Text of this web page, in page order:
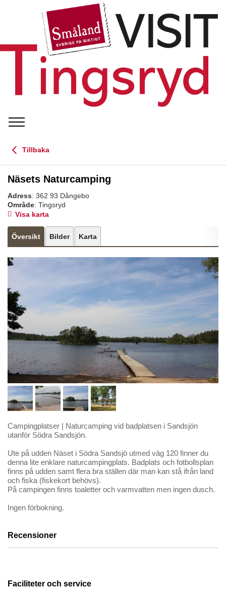
Tillbaka
Näsets Naturcamping
Adress: 362 93 Dångebo
Område: Tingsryd
Visa karta
Översikt Bilder Karta
Campingplatser | Naturcamping vid badplatsen i Sandsjön
utanför Södra Sandsjön.
Ute på udden Näset i Södra Sandsjö utmed väg 120 finner du
denna lite enklare naturcampingplats. Badplats och fotbollsplan
finns på udden samt flera bra ställen där man kan stå ifrån land
och fiska (fiskekort behövs).
På campingen finns toaletter och varmvatten men ingen dusch.
Ingen förbokning.
Recensioner
Faciliteter och service